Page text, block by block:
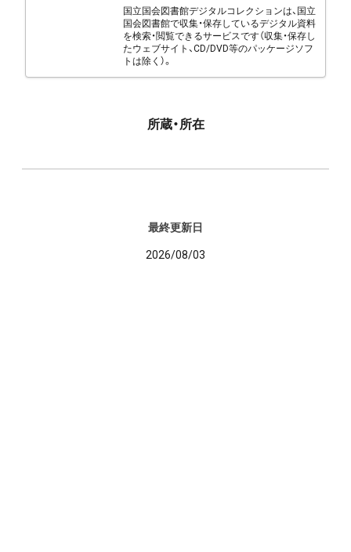
国立国会図書館デジタルコレクションは、国立
国会図書館で収集・保存しているデジタル資料
を検索・閲覧できるサービスです（収集・保存し
たウェブサイト、CD/DVD等のパッケージソフ
トは除く）。
所蔵・所在
最終更新日
2026/08/03